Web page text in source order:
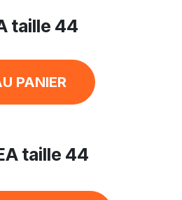
taille 44
PANIER
taille 44